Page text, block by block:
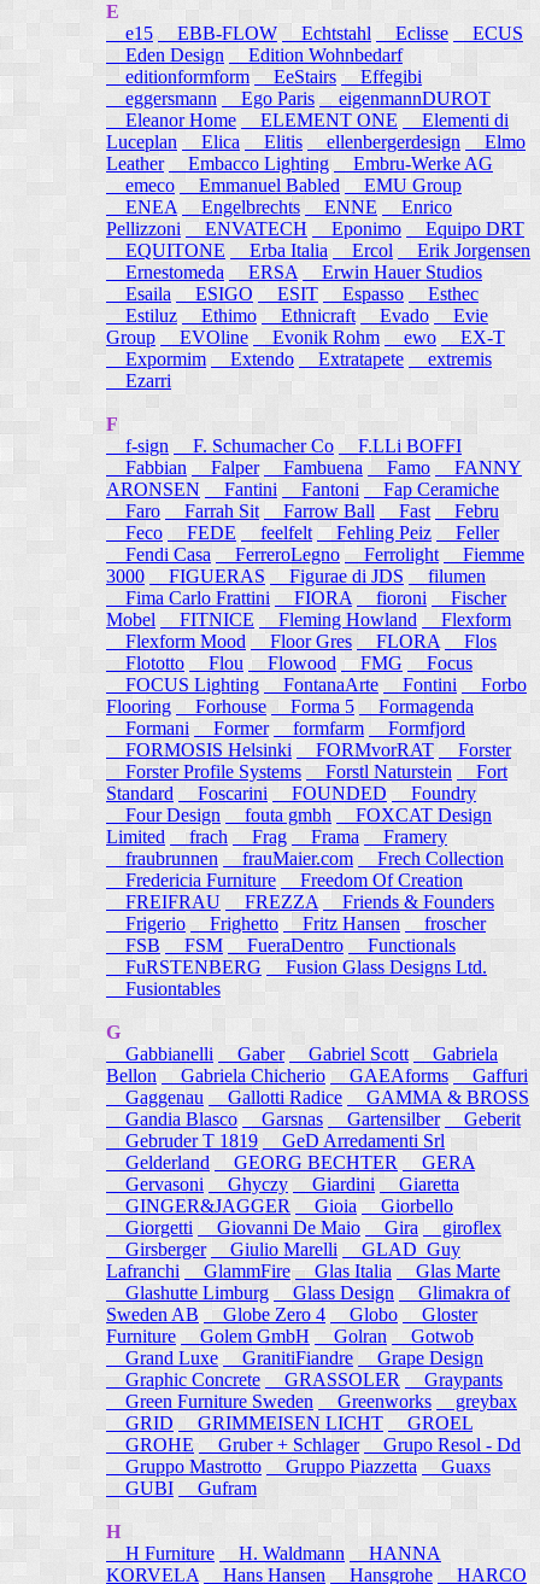
E
e15 EBB-FLOW Echtstahl Eclisse
ECUS
Eden Design
Edition Wohnbedarf
editionformform
EeStairs
Effegibi
eggersmann
Ego Paris
eigenmannDUROT
Eleanor Home
ELEMENT ONE
Elementi di
Luceplan
Elica Elitis ellenbergerdesign
Elmo
Leather
Embacco Lighting
Embru-Werke AG
emeco
Emmanuel Babled
EMU Group
ENEA
Engelbrechts ENNE
Enrico
Pellizzoni ENVATECH Eponimo
Equipo DRT
EQUITONE
Erba Italia Ercol
Erik Jorgensen
Ernestomeda
ERSA
Erwin Hauer Studios
Esaila
ESIGO ESIT Espasso
Esthec
Estiluz
Ethimo Ethnicraft Evado
Evie
Group
EVOline Evonik Rohm ewo
EX-T
Expormim
Extendo Extratapete
extremis
Ezarri
F
f-sign
F. Schumacher Co
F.LLi BOFFI
Fabbian
Falper Fambuena Famo
FANNY
ARONSEN
Fantini Fantoni
Fap Ceramiche
Faro
Farrah Sit Farrow Ball Fast
Febru
Feco
FEDE feelfelt Fehling Peiz
Feller
Fendi Casa
FerreroLegno Ferrolight
Fiemme
3000
FIGUERAS Figurae di JDS
filumen
Fima Carlo Frattini
FIORA fioroni
Fischer
Mobel
FITNICE Fleming Howland
Flexform
Flexform Mood
Floor Gres FLORA
Flos
Flototto
Flou Flowood FMG
Focus
FOCUS Lighting
FontanaArte Fontini
Forbo
Flooring
Forhouse Forma 5
Formagenda
Formani
Former formfarm
Formfjord
FORMOSIS Helsinki
FORMvorRAT
Forster
Forster Profile Systems
Forstl Naturstein
Fort
Standard
Foscarini FOUNDED
Foundry
Four Design
fouta gmbh
FOXCAT Design
Limited
frach Frag Frama
Framery
fraubrunnen
frauMaier.com
Frech Collection
Fredericia Furniture
Freedom Of Creation
FREIFRAU
FREZZA
Friends & Founders
Frigerio
Frighetto Fritz Hansen
froscher
FSB
FSM FueraDentro
Functionals
FuRSTENBERG
Fusion Glass Designs Ltd.
Fusiontables
G
Gabbianelli
Gaber Gabriel Scott
Gabriela
Bellon
Gabriela Chicherio GAEAforms
Gaffuri
Gaggenau
Gallotti Radice
GAMMA & BROSS
Gandia Blasco
Garsnas Gartensilber
Geberit
Gebruder T 1819
GeD Arredamenti Srl
Gelderland
GEORG BECHTER
GERA
Gervasoni
Ghyczy Giardini
Giaretta
GINGER&JAGGER
Gioia
Giorbello
Giorgetti
Giovanni De Maio Gira
giroflex
Girsberger
Giulio Marelli
GLAD_Guy
Lafranchi
GlammFire Glas Italia
Glas Marte
Glashutte Limburg
Glass Design
Glimakra of
Sweden AB
Globe Zero 4 Globo
Gloster
Furniture
Golem GmbH Golran
Gotwob
Grand Luxe
GranitiFiandre
Grape Design
Graphic Concrete
GRASSOLER
Graypants
Green Furniture Sweden
Greenworks
greybax
GRID
GRIMMEISEN LICHT
GROEL
GROHE
Gruber + Schlager
Grupo Resol - Dd
Gruppo Mastrotto
Gruppo Piazzetta
Guaxs
GUBI
Gufram
H
H Furniture
H. Waldmann
HANNA
KORVELA
Hans Hansen Hansgrohe HARCO